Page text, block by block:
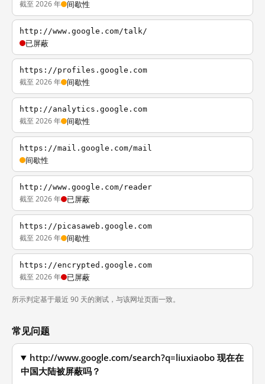
截至 2026 年 间歇性
http://www.google.com/talk/
已屏蔽
https://profiles.google.com
截至 2026 年 间歇性
http://analytics.google.com
截至 2026 年 间歇性
https://mail.google.com/mail
间歇性
http://www.google.com/reader
截至 2026 年 已屏蔽
https://picasaweb.google.com
截至 2026 年 间歇性
https://encrypted.google.com
截至 2026 年 已屏蔽
所示判定基于最近 90 天的测试，与该网址页面一致。
常见问题
http://www.google.com/search?q=liuxiaobo 现在在
中国大陆被屏蔽吗？